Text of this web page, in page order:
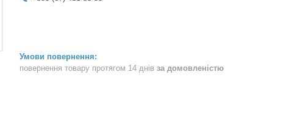
повернення товару протягом 14 днів за домовленістю